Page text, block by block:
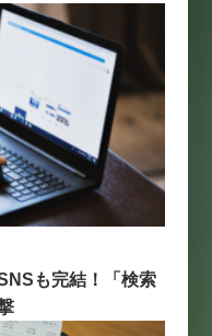
も完結！「検索